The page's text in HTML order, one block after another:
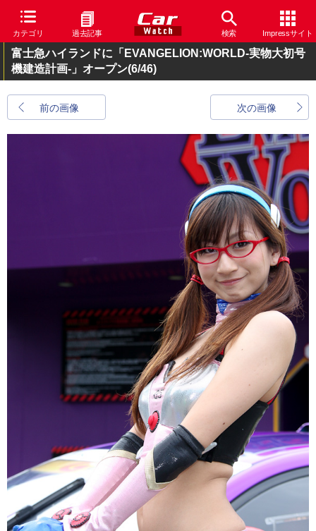
カテゴリ 過去記事 検索 Impressサイト
富士急ハイランドに「EVANGELION:WORLD-実物大初号
機建造計画-」オープン(6/46)
前の画像 次の画像